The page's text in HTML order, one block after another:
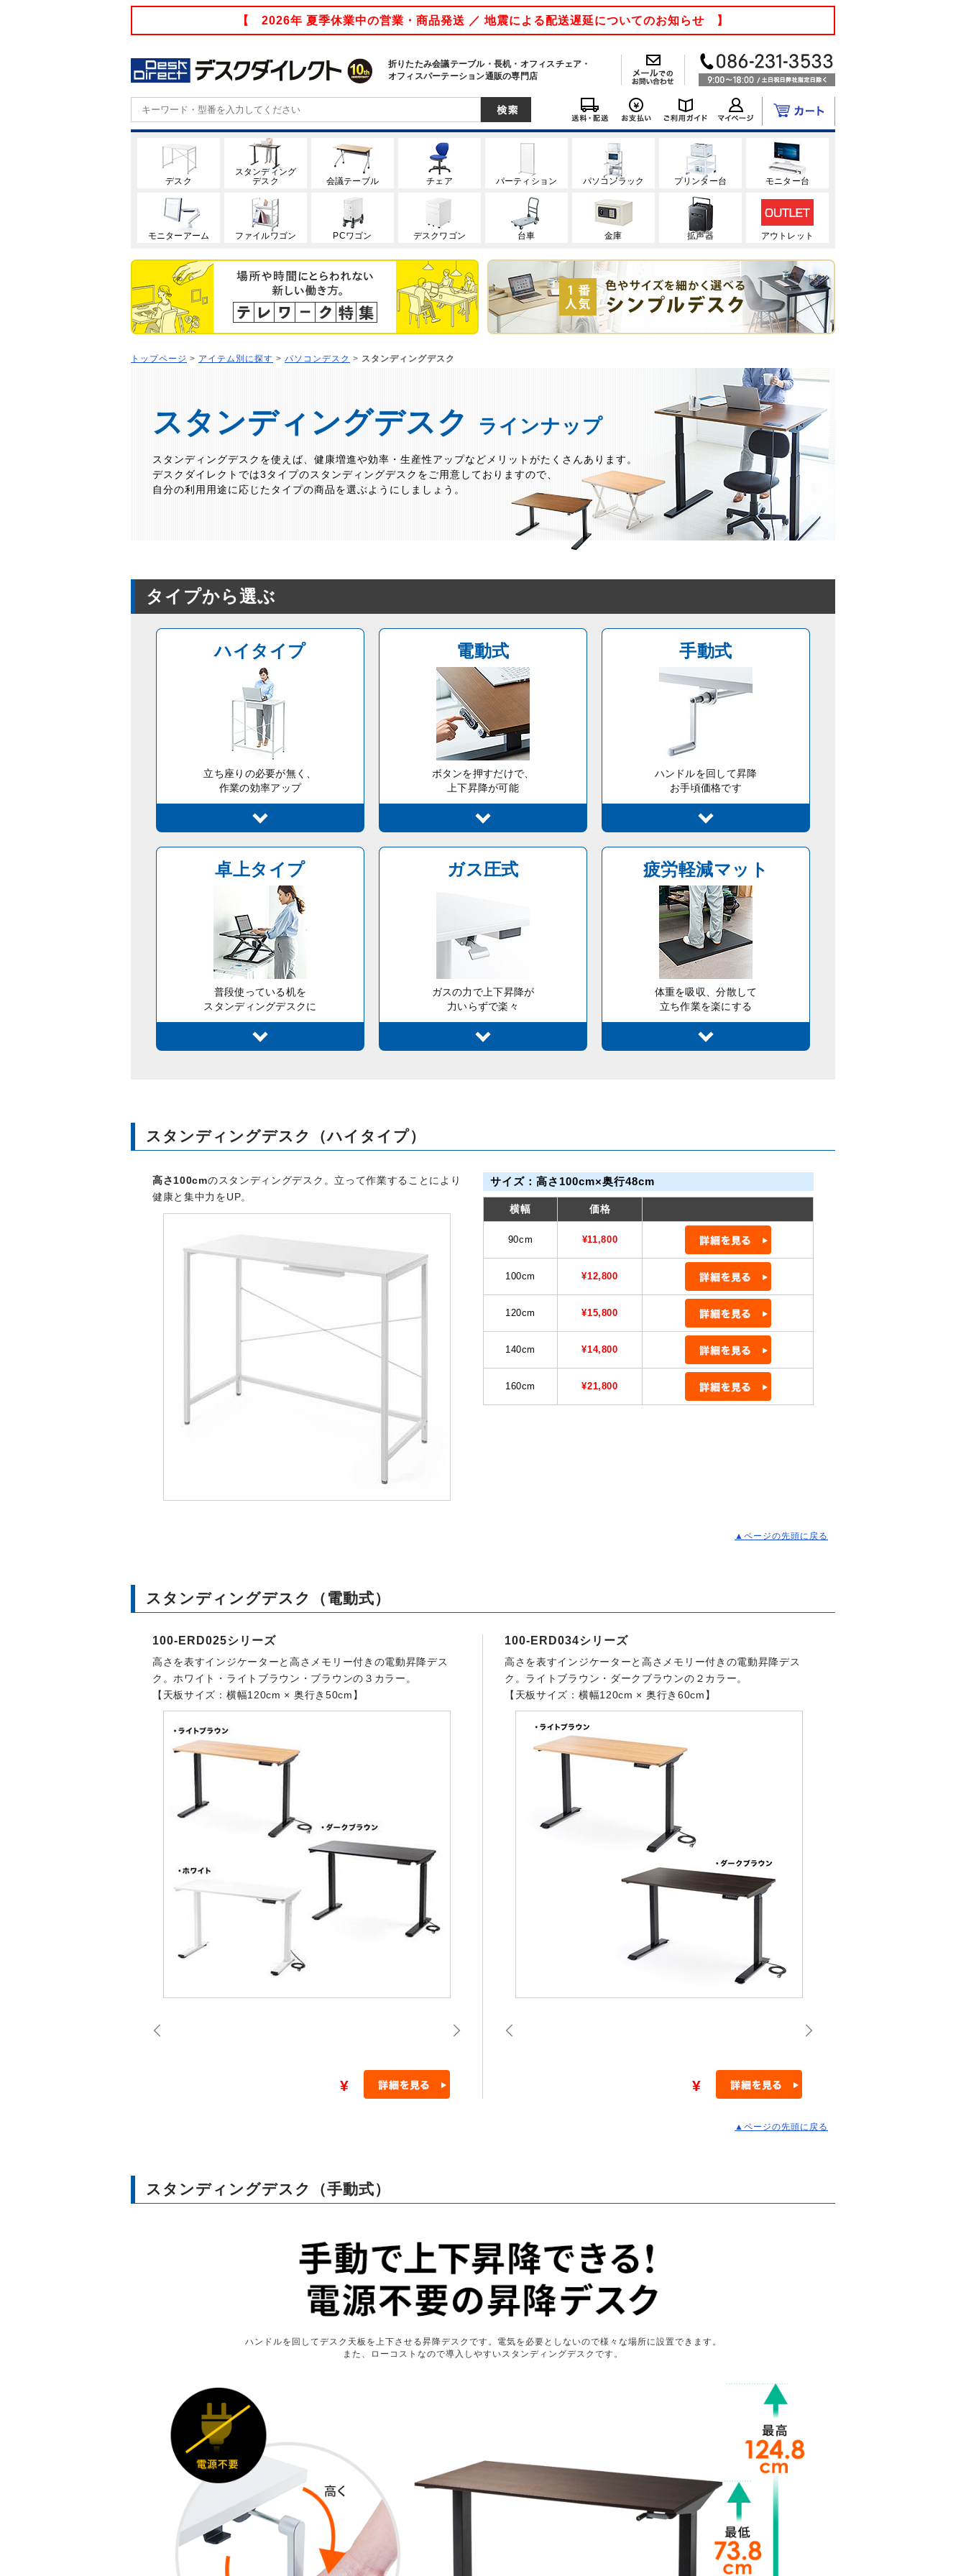
【 2026年 夏季休業中の営業・商品発送 ／ 地震による配送遅延についてのお知らせ 】
折りたたみ会議テーブル・長机・オフィスチェア・
オフィスパーテーション通販の専門店
デスク
スタンディング
デスク
会議テーブル チェア パーティション パソコンラック プリンター台 モニター台
モニターアーム ファイルワゴン PCワゴン デスクワゴン 台車 金庫 拡声器 アウトレット
トップページ > アイテム別に探す > パソコンデスク > スタンディングデスク
スタンディングデスク ラインナップ
スタンディングデスクを使えば、健康増進や効率・生産性アップなどメリットがたくさんあります。
デスクダイレクトでは3タイプのスタンディングデスクをご用意しておりますので、
自分の利用用途に応じたタイプの商品を選ぶようにしましょう。
タイプから選ぶ
ハイタイプ
立ち座りの必要が無く、
作業の効率アップ
電動式
ボタンを押すだけで、
上下昇降が可能
手動式
ハンドルを回して昇降
お手頃価格です
卓上タイプ
普段使っている机を
スタンディングデスクに
ガス圧式
ガスの力で上下昇降が
力いらずで楽々
疲労軽減マット
体重を吸収、分散して
立ち作業を楽にする
スタンディングデスク（ハイタイプ）
高さ100cmのスタンディングデスク。立って作業することにより
健康と集中力をUP。
サイズ：高さ100cm×奥行48cm
横幅 価格
90cm ¥11,800
100cm ¥12,800
120cm ¥15,800
140cm ¥14,800
160cm ¥21,800
▲ページの先頭に戻る
スタンディングデスク（電動式）
100-ERD025シリーズ
高さを表すインジケーターと高さメモリー付きの電動昇降デス
ク。ホワイト・ライトブラウン・ブラウンの３カラー。
【天板サイズ：横幅120cm × 奥行き50cm】
¥
100-ERD034シリーズ
高さを表すインジケーターと高さメモリー付きの電動昇降デス
ク。ライトブラウン・ダークブラウンの２カラー。
【天板サイズ：横幅120cm × 奥行き60cm】
¥
▲ページの先頭に戻る
スタンディングデスク（手動式）
ハンドルを回してデスク天板を上下させる昇降デスクです。電気を必要としないので様々な場所に設置できます。
また、ローコストなので導入しやすいスタンディングデスクです。